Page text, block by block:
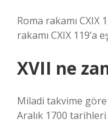
Roma rakamı CXIX
rakamı CXIX 119’a
XVII ne
Miladi takvime göre
Aralık 1700